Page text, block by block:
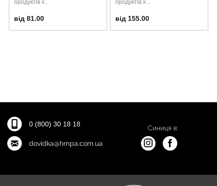
продуктів х...
від 81.00
продуктів х...
від 155.00
0 (800) 30 18 18
dovidka@hmpa.com.ua
Синиця в: